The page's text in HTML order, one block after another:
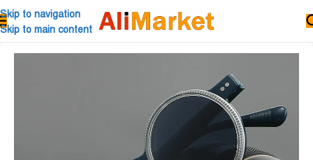
Skip to navigation
Skip to main content